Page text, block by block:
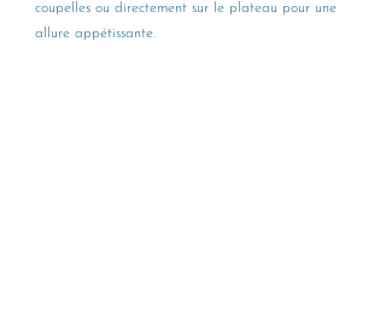
coupelles ou directement sur le plateau pour une
allure appétissante.